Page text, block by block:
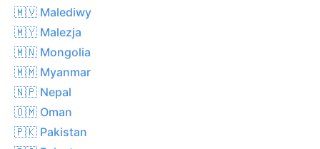
🇲🇻 Malediwy
🇲🇾 Malezja
🇲🇳 Mongolia
🇲🇲 Myanmar
🇳🇵 Nepal
🇴🇲 Oman
🇵🇰 Pakistan